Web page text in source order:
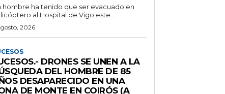
hombre ha tenido que ser evacuado en
al Hospital de Vigo este...
2026
DRONES SE UNEN A LA
DEL HOMBRE DE 85
DESAPARECIDO EN UNA
DE MONTE EN COIRÓS (A